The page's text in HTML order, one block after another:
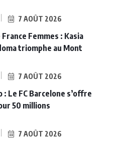
7 AOÛT 2026
Femmes : Kasia
triomphe au Mont
7 AOÛT 2026
: Le FC Barcelone s’offre
50 millions
7 AOÛT 2026